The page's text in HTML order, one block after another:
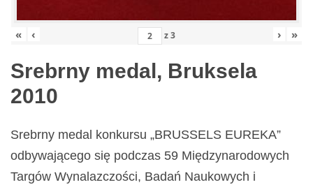
« ‹ z3 › »
Srebrny medal, Bruksela
2010
Srebrny medal konkursu „BRUSSELS EUREKA”
odbywającego się podczas 59 Międzynarodowych
Targów Wynalazczości, Badań Naukowych i